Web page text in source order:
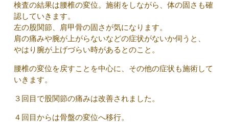
検査の結果は腰椎の変位。施術をしながら、体の固さも確
認していきます。
左の股関節、肩甲骨の固さが気になります。
肩の痛みや腕が上がらないなどの症状がないか伺うと、
やはり腕が上げづらい時があるとのこと。
腰椎の変位を戻すことを中心に、その他の症状も施術して
いきます。
３回目で股関節の痛みは改善されました。
４回目からは骨盤の変位へ移行。